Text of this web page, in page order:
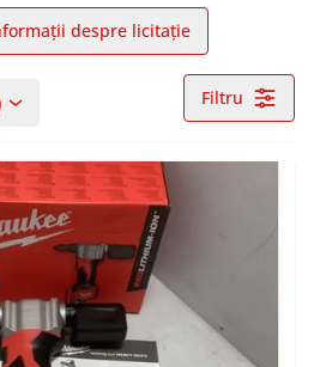
despre licitație
Filtru